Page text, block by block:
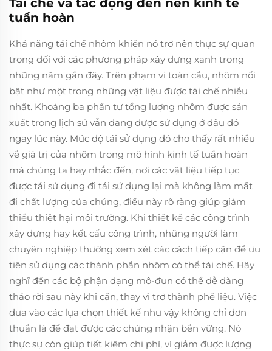
Tái chế và tác động đến nền kinh tế
tuần hoàn
Khả năng tái chế nhôm khiến nó trở nên thực sự quan
trọng đối với các phương pháp xây dựng xanh trong
những năm gần đây. Trên phạm vi toàn cầu, nhôm nổi
bật như một trong những vật liệu được tái chế nhiều
nhất. Khoảng ba phần tư tổng lượng nhôm được sản
xuất trong lịch sử vẫn đang được sử dụng ở đâu đó
ngay lúc này. Mức độ tái sử dụng đó cho thấy rất nhiều
về giá trị của nhôm trong mô hình kinh tế tuần hoàn
mà chúng ta hay nhắc đến, nơi các vật liệu tiếp tục
được tái sử dụng đi tái sử dụng lại mà không làm mất
đi chất lượng của chúng, điều này rõ ràng giúp giảm
thiểu thiệt hại môi trường. Khi thiết kế các công trình
xây dựng hay kết cấu công trình, những người làm
chuyên nghiệp thường xem xét các cách tiếp cận để ưu
tiên sử dụng các thành phần nhôm có thể tái chế. Hãy
nghĩ đến các bộ phận dạng mô-đun có thể dễ dàng
tháo rời sau này khi cần, thay vì trở thành phế liệu. Việc
đưa vào các lựa chọn thiết kế như vậy không chỉ đơn
thuần là để đạt được các chứng nhận bền vững. Nó
thực sự còn giúp tiết kiệm chi phí, vì giảm được lượng